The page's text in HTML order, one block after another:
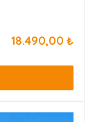
18.490,00 ₺